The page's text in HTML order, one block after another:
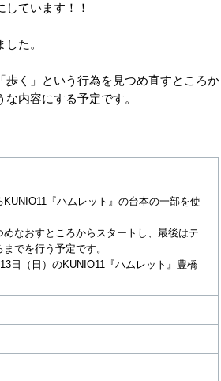
ています！！
た。
く」という行為を見つめ直すところか
内容にする予定です。
『ハムレット』の台本の一部を使
なおすところからスタートし、最後はテ
でを行う予定です。
日（日）のKUNIO11『ハムレット』豊橋